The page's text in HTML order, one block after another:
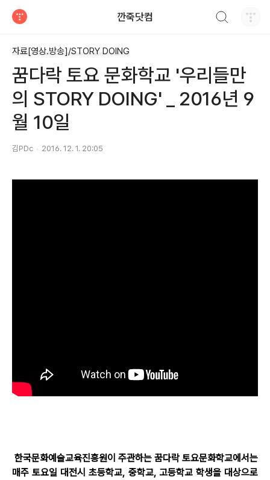
깐죽닷컴
자료[영상.방송]/STORY DOING
꿈다락 토요 문화학교 '우리들만
의 STORY DOING' _ 2016년 9
월 10일
김PDc 2016. 12. 1. 20:05
한국문화예술교육진흥원이 주관하는 꿈다락 토요문화학교에서는
매주 토요일 대전시 초등학교, 중학교, 고등학교 학생을 대상으로